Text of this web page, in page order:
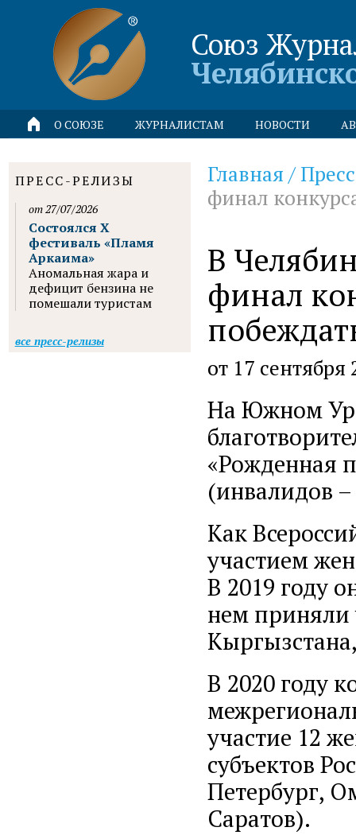
Союз
О СОЮЗЕ ЖУРНАЛИСТАМ НОВОСТИ
Главная /
финал
В
финал
от 17 сентября
На Южном
«Рожденная
(инвалидов
Как
участием
В 2019 году
нем приняли
В 2020 году
участие 12
субъектов
Петербург,
Саратов).
ПРЕСС-РЕЛИЗЫ
от 27/07/2026
Состоялся X
фестиваль «Пламя
Аркаима»
Аномальная жара и
дефицит бензина не
помешали туристам
все пресс-релизы